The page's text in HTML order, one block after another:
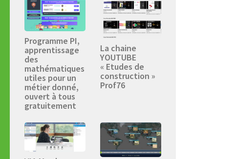
Programme PI,
apprentissage
des
mathématiques
utiles pour un
métier donné,
ouvert à tous
gratuitement
La chaine
YOUTUBE
« Etudes de
construction »
Prof76